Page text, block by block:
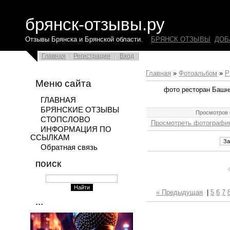
брянск-отзывы.ру
Отзывы Брянска и Брянской области. БРЯНСК ОТЗЫВЫ
Главная Регистрация Вход
Меню сайта
ГЛАВНАЯ
БРЯНСКИЕ ОТЗЫВЫ
СТОПСЛОВО
ИНФОРМАЦИЯ ПО
ССЫЛКАМ
Обратная связь
поиск
...
Главная » Фотоальбом »
фото ресторан
Просмотреть
« Предыдущая 5 6 7